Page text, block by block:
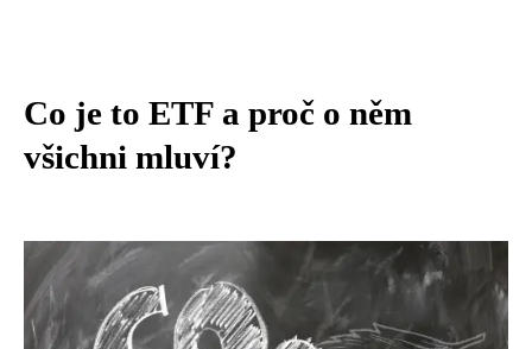
Co je to ETF a proč o něm
všichni mluví?